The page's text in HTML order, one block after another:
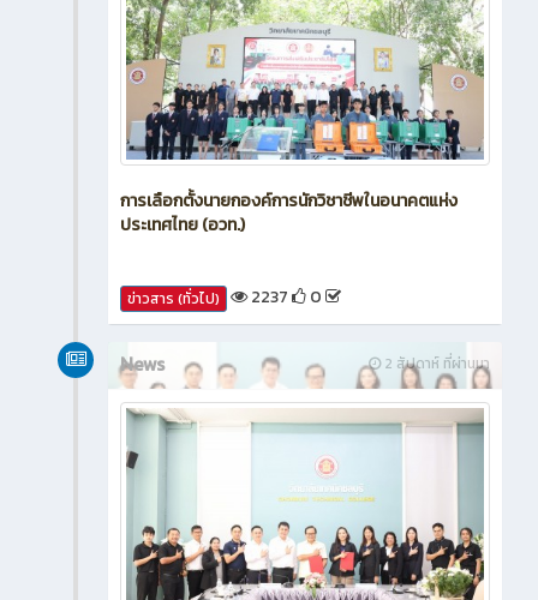
การเลือกตั้งนายกองค์การนักวิชาชีพในอนาคตแห่ง
ประเทศไทย (อวท.)
ข่าวสาร (ทั่วไป) 2237 0
2 สัปดาห์ ที่ผ่านมา
News